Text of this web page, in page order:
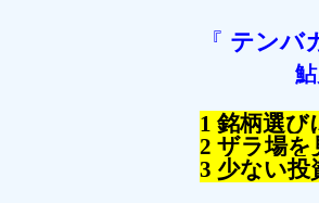
『 テンバ
1 銘柄選
2 ザラ場を
3 少ない投